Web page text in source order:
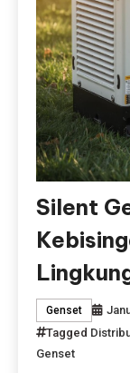
Silent
Genset
Tagged
Genset